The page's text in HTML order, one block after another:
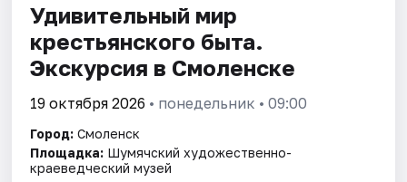
Удивительный мир
крестьянского быта.
Экскурсия в Смоленске
19 октября 2026 • понедельник • 09:00
Город: Смоленск
Площадка: Шумячский художественно-
краеведческий музей